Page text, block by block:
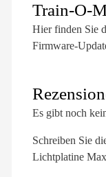
Train-O-
Hier finden Sie
Firmware-
Es gibt noch
Schreiben Sie
Lichtplatine